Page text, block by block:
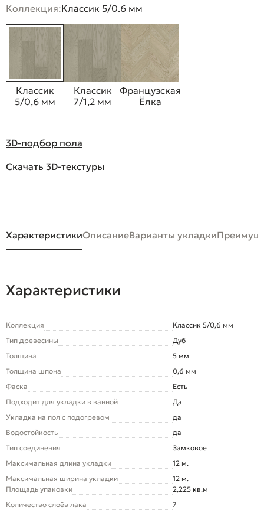
Коллекция:Классик 5/0.6 мм
Классик
5/0,6 мм
Классик
7/1,2 мм
Французская
Ёлка
3D-подбор пола
Скачать 3D-текстуры
ХарактеристикиОписаниеВарианты укладки
Характеристики
Коллекция
Классик 5/0,6 мм
Тип древесины
Дуб
Толщина
5 мм
Толщина шпона
0,6 мм
Фаска
Есть
Подходит для укладки в ванной
Да
Укладка на пол c подогревом
да
Водостойкость
да
Тип соединения
Замковое
Максимальная длина укладки
12 м.
Максимальная ширина укладки
12 м.
Площадь упаковки
2,225 кв.м
Количество слоёв лака
7